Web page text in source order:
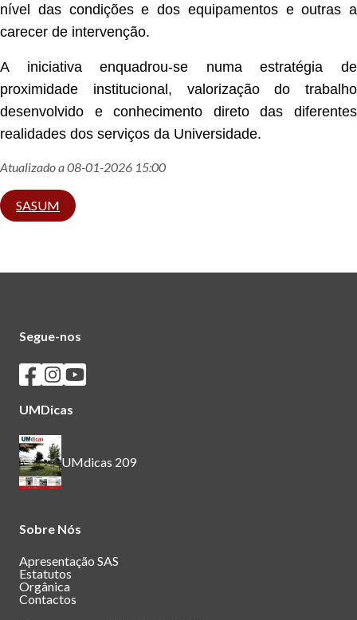
nível das condições e dos equipamentos e outras a
carecer de intervenção.
A iniciativa enquadrou-se numa estratégia de
proximidade institucional, valorização do trabalho
desenvolvido e conhecimento direto das diferentes
realidades dos serviços da Universidade.
Atualizado a 08-01-2026 15:00
SASUM
Segue-nos
Seguir os SASUM no Facebook
Seguir os SASUM no Instagram
Seguir os SASUM no Youtube
UMDicas
UMdicas 209
Sobre Nós
Apresentação SAS
Estatutos
Orgânica
Contactos